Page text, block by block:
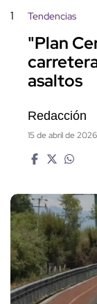
1 Tendencias
"Plan
asaltos
Redacción
15 de abril de 2026